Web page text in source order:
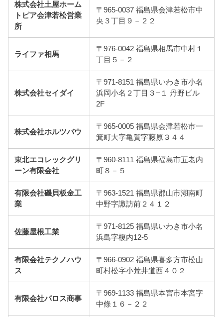
株式会社土屋ホーム
トピア会津若松営業
所
〒965-0037 福島県会津若松市中
央３丁目９－２２
ライファ相馬
〒976-0042 福島県相馬市中村１
丁目５－２
株式会社セイダイ
〒971-8151 福島県いわき市小名
浜岡小名２丁目３−１ 丹野ビル
2F
株式会社ホルツバウ
〒965-0005 福島県会津若松市一
箕町大字亀賀字藤原３４４
東北エコレックグリ
ーン有限会社
〒960-8111 福島県福島市五老内
町８－５
有限会社磯貝板金工
業
〒963-1521 福島県郡山市湖南町
中野字諏訪前２４１２
佐藤屋根工業
〒971-8125 福島県いわき市小名
浜島字榎内12-5
有限会社テクノハウ
ス
〒966-0902 福島県喜多方市松山
町村松字小荒井道西４０２
有限会社パロス商事
〒969-1133 福島県本宮市本宮字
中條１６－２２